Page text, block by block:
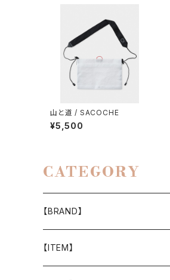
山と道 / SACOCHE
¥5,500
CATEGORY
【BRAND】
山と道
【ITEM】